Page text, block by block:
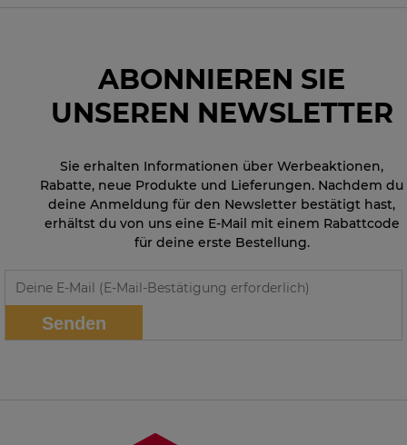
ABONNIEREN SIE
UNSEREN NEWSLETTER
Sie erhalten Informationen über Werbeaktionen,
Rabatte, neue Produkte und Lieferungen. Nachdem du
deine Anmeldung für den Newsletter bestätigt hast,
erhältst du von uns eine E-Mail mit einem Rabattcode
für deine erste Bestellung.
Senden